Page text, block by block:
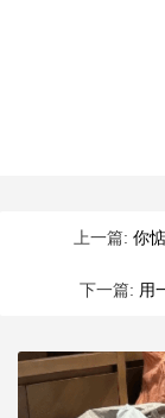
上一篇: 你
下一篇: 用